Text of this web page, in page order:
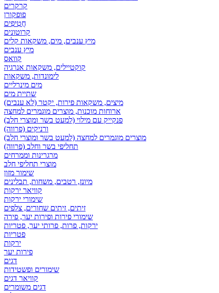
קרקרים
פופקורן
חֲטִיפִים
קרוטונים
מיץ ענבים, מים, משקאות קלים
מיץ ענבים
קוואס
קוקטיילים, משקאות אנרגיה
לימונדות, משקאות
מים מינרליים
שתיית מים
מיצים, משקאות פירות, יקטר (לא ענבים)
ארוחות מוכנות, מוצרים מוגמרים למחצה
פנקייק עם מילוי (למעט בשר ומוצרי חלב)
ורניקים (פרווה)
מוצרים מוגמרים למחצה (למעט בשר ומוצרי חלב)
תחליפי בשר וחלב (פרווה)
מרגרינות וממרחים
מוצרי תחליפי חלב
שימור מזון
מיונז, רטבים, משחות, תבלינים
קוויאר ירקות
שימורי ירקות
זיתים, זיתים שחורים, צלפים
שימורי פירות ופירות יער, פירה
ירקות, פרות, פרותי יער, פטריות
פטריות
ירקות
פירות יער
דגים
שימורים ופשטידות
קוויאר דגים
דגים משומרים